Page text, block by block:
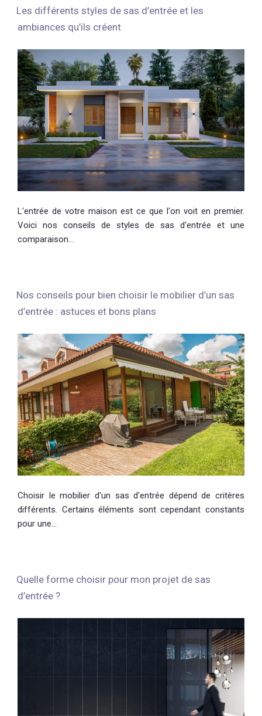
Les différents styles de sas d’entrée et les
ambiances qu’ils créent
L'entrée de votre maison est ce que l'on voit en premier.
Voici nos conseils de styles de sas d'entrée et une
comparaison…
Nos conseils pour bien choisir le mobilier d’un sas
d’entrée : astuces et bons plans
Choisir le mobilier d'un sas d'entrée dépend de critères
différents. Certains éléments sont cependant constants
pour une…
Quelle forme choisir pour mon projet de sas
d’entrée ?